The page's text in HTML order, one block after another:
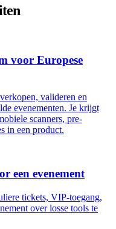
voor Europese
valideren en
evenementen. Je krijgt
scanners, pre-
in een product.
een evenement
tickets, VIP-toegang,
over losse tools te